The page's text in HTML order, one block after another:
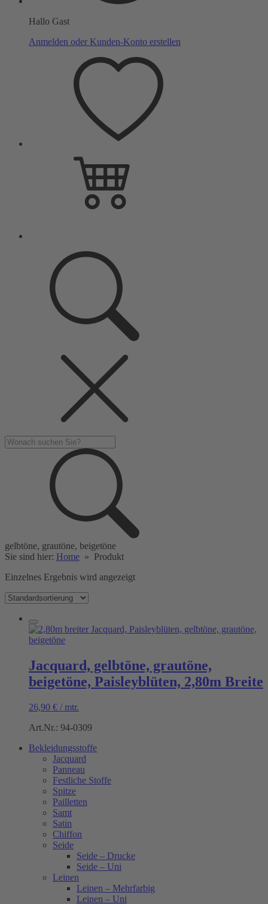
Hallo Gast
Anmelden oder Kunden-Konto erstellen
gelbtöne, grautöne, beigetöne
Sie sind hier: Home » Produkt
Einzelnes Ergebnis wird angezeigt
Jacquard, gelbtöne, grautöne,
beigetöne, Paisleyblüten, 2,80m Breite
26,90 € / mtr.
Art.Nr.: 94-0309
Bekleidungsstoffe
Jacquard
Panneau
Festliche Stoffe
Spitze
Pailletten
Samt
Satin
Chiffon
Seide
Seide – Drucke
Seide – Uni
Leinen
Leinen – Mehrfarbig
Leinen – Uni